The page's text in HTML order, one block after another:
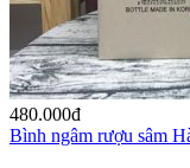
480.000đ
Bình ngâm rượu sâm